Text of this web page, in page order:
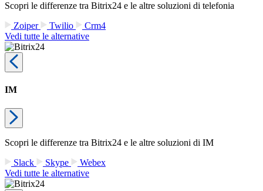
Scopri le differenze tra Bitrix24 e le altre soluzioni di telefonia
Zoiper
Twilio
Crm4
Vedi tutte le alternative
IM
Scopri le differenze tra Bitrix24 e le altre soluzioni di IM
Slack
Skype
Webex
Vedi tutte le alternative